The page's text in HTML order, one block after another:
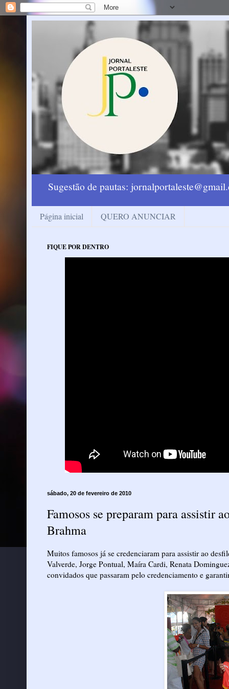
Sugestão de pautas:
Página inicial QUERO ANUNCIAR
FIQUE POR DENTRO
sábado, 20 de fevereiro de 2010
Famosos se preparam para assistir
Brahma
Muitos famosos já se credenciaram para assistir ao
Valverde, Jorge Pontual, Maíra Cardi, Renata
convidados que passaram pelo credenciamento e